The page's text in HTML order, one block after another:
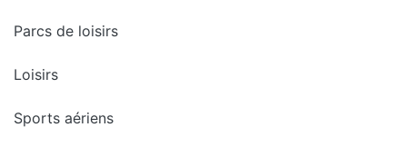
Parcs de loisirs
Loisirs
Sports aériens